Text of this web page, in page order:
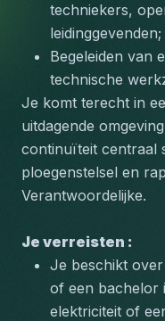
techniekers,
leidinggevenden;
Begeleiden van
technische
Je komt terecht in
uitdagende
continuïteit centraal
ploegenstelsel en
Verantwoordelijke.
Je verreisten :
Je beschikt
of een bachelor
elektriciteit of